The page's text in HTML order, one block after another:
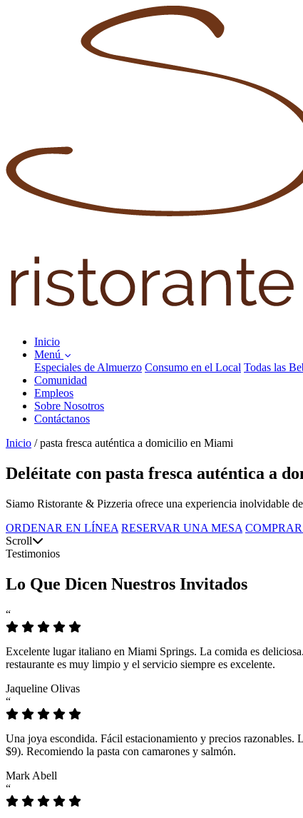
Inicio
Menú
Especiales de Almuerzo Consumo en el Local Todas las
Comunidad
Empleos
Sobre Nosotros
Contáctanos
Inicio / pasta fresca auténtica a domicilio en Miami
Deléitate con pasta fresca auténtica a
Siamo Ristorante & Pizzeria ofrece una experiencia inolvidable
ORDENAR EN LÍNEA RESERVAR UNA MESA
Scroll
Testimonios
Lo Que Dicen Nuestros Invitados
“
Excelente lugar italiano en Miami Springs. La comida es
restaurante es muy limpio y el servicio siempre es excelente.
Jaqueline Olivas
“
Una joya escondida. Fácil estacionamiento y precios
$9). Recomiendo la pasta con camarones y salmón.
Mark Abell
“